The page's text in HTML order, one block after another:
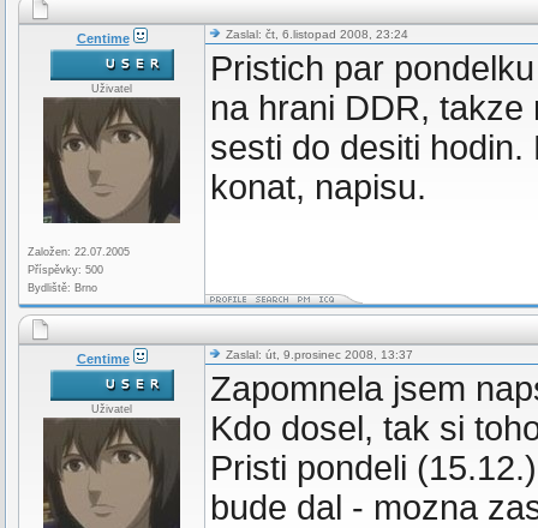
Centime
Uživatel
Založen: 22.07.2005
Příspěvky: 500
Bydliště: Brno
Zaslal: čt, 6.listopad 2008, 23:24
Pristich par
na hrani DDR,
sesti do desiti
konat, napisu.
Centime
Uživatel
Zaslal: út, 9.prosinec 2008, 13:37
Zapomnela jsem
Kdo dosel, tak si
Pristi pondeli
bude dal - mozna